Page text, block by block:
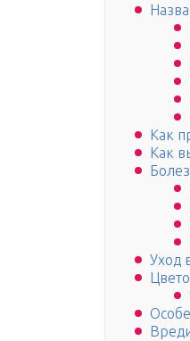
Как
Как
Уход